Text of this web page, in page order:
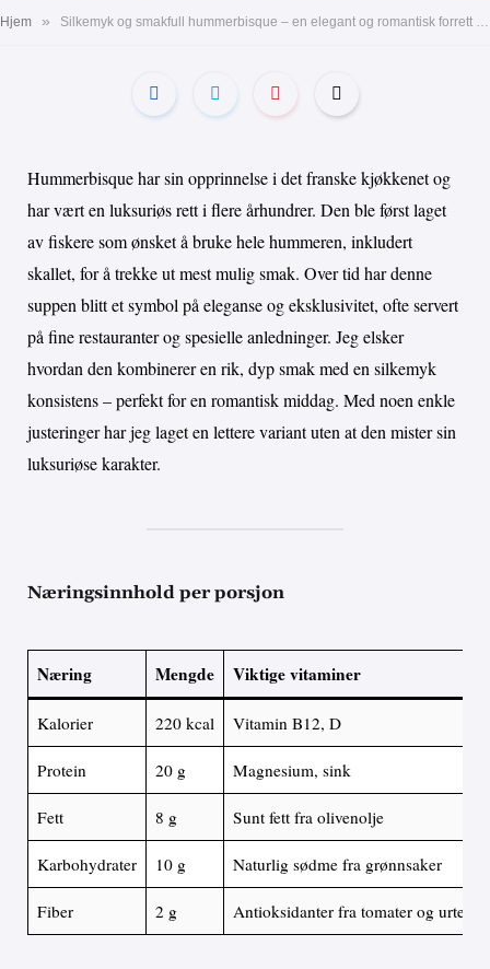
Hjem »
Hummerbisque har sin opprinnelse i det franske kjøkkenet og
har vært en luksuriøs rett i flere århundrer. Den ble først laget
av fiskere som ønsket å bruke hele hummeren, inkludert
skallet, for å trekke ut mest mulig smak. Over tid har denne
suppen blitt et symbol på eleganse og eksklusivitet, ofte servert
på fine restauranter og spesielle anledninger. Jeg elsker
hvordan den kombinerer en rik, dyp smak med en silkemyk
konsistens – perfekt for en romantisk middag. Med noen enkle
justeringer har jeg laget en lettere variant uten at den mister sin
luksuriøse karakter.
Næringsinnhold per porsjon
Næring Mengde Viktige vitaminer
Kalorier 220 kcal Vitamin B12, D
Protein 20 g Magnesium, sink
Fett 8 g Sunt fett fra olivenolje
Karbohydrater 10 g Naturlig sødme fra grønnsaker
Fiber 2 g Antioksidanter fra tomater og urter